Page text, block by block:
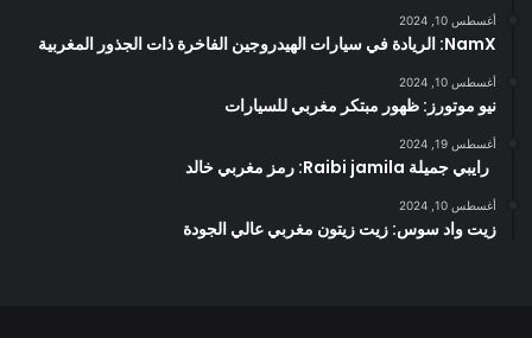
أغسطس 10, 2024
NamX: الريادة في سيارات الهيدروجين الفاخرة ذات الجذور المغربية
أغسطس 10, 2024
نيو موتورز: ظهور مبتكر مغربي للسيارات
أغسطس 19, 2024
رايبي جميلة Raibi jamila: رمز مغربي خالد
أغسطس 10, 2024
زيت واد سوس: زيت زيتون مغربي عالي الجودة